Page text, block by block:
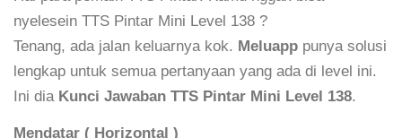
nyelesein TTS Pintar Mini Level 138 ?
Tenang, ada jalan keluarnya kok. Meluapp punya solusi
lengkap untuk semua pertanyaan yang ada di level ini.
Ini dia Kunci Jawaban TTS Pintar Mini Level 138.
Mendatar ( Horizontal )